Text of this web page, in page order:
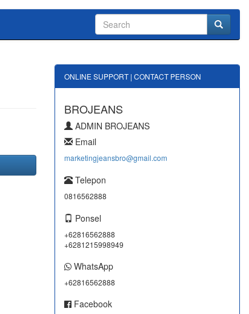
ONLINE SUPPORT | CONTACT PERSON
BROJEANS
ADMIN BROJEANS
Email
marketingjeansbro@gmail.com
Telepon
0816562888
Ponsel
+62816562888
+6281215998949
WhatsApp
+62816562888
Facebook